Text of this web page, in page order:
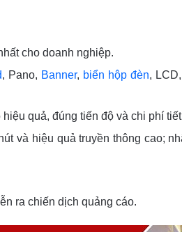
cho doanh nghiệp.
, Pano, Banner, biển hộp đèn,
quả, đúng tiến độ và chi phí
và hiệu quả truyền thông cao;
ra chiến dịch quảng cáo.